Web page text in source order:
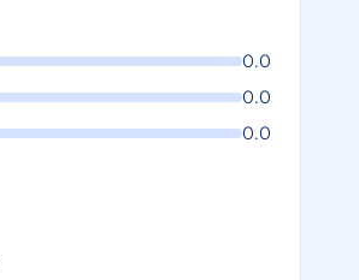
0.0
0.0
0.0